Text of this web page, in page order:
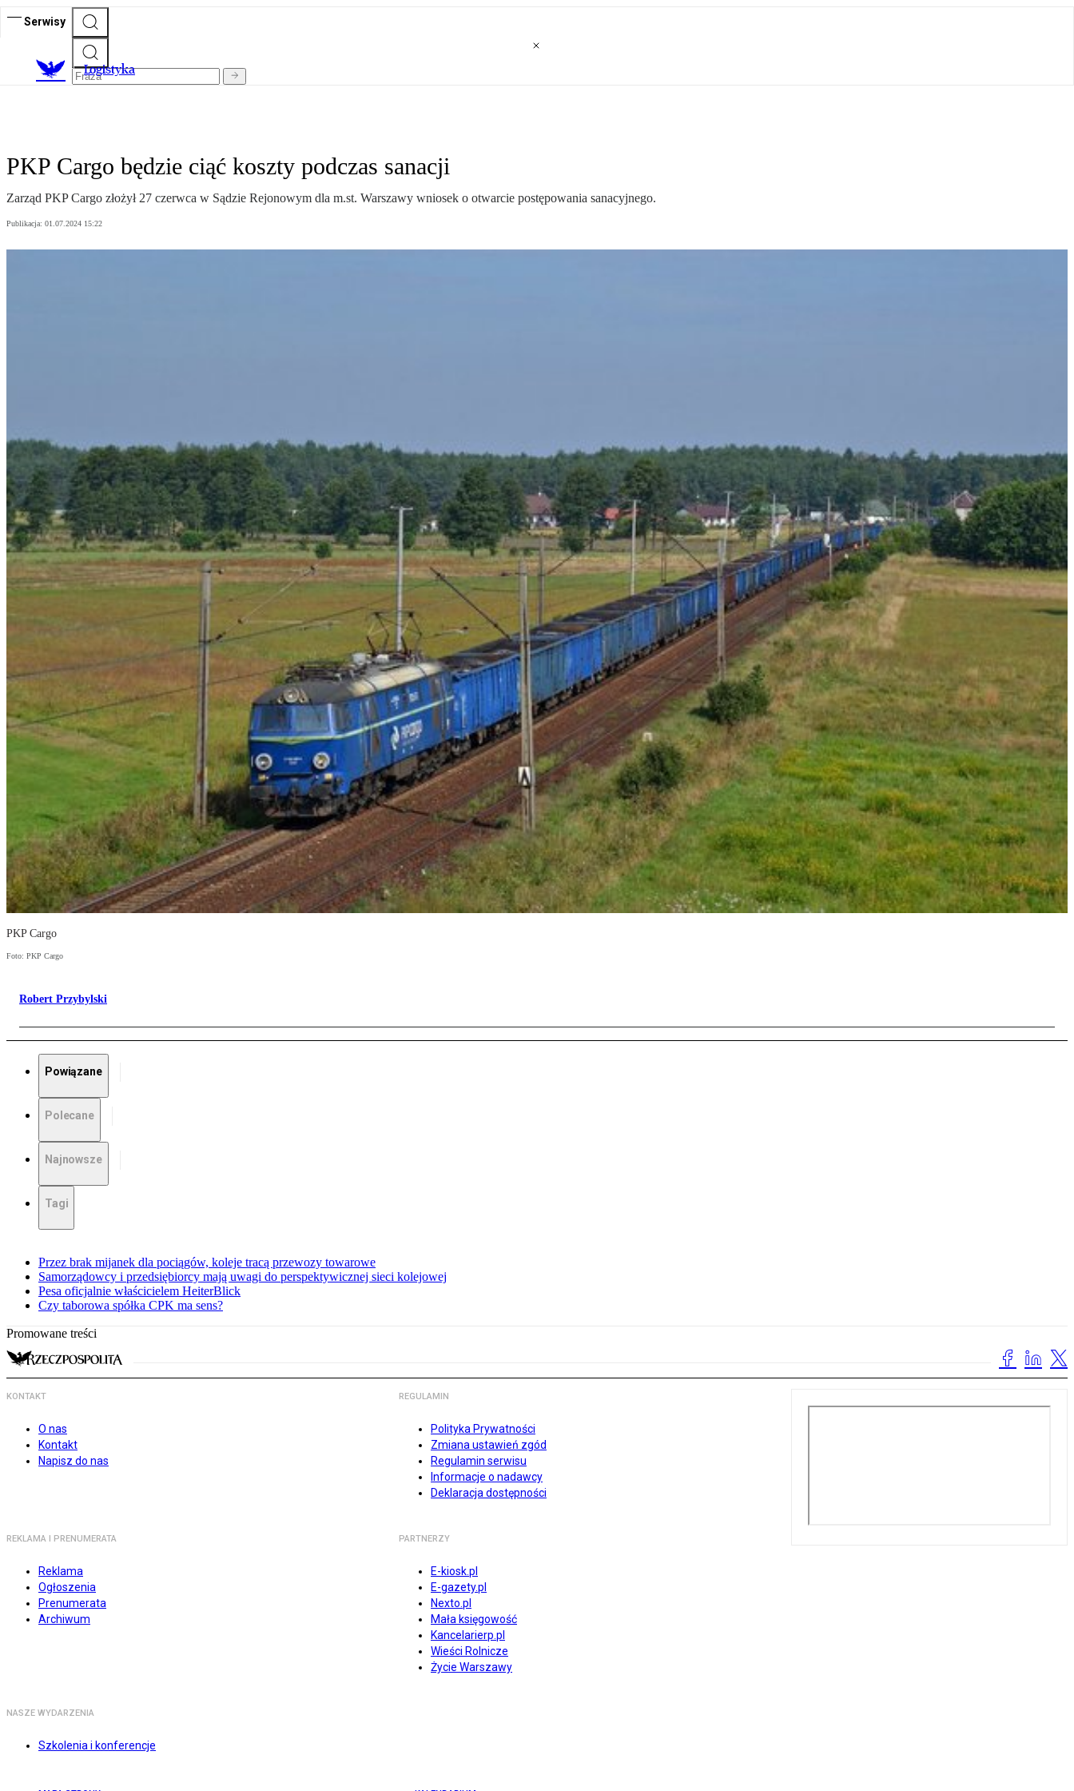
Serwisy
Logistyka
PKP Cargo będzie ciąć koszty podczas sanacji
Zarząd PKP Cargo złożył 27 czerwca w Sądzie Rejonowym dla m.st. Warszawy wniosek o otwarcie postępowania sanacyjnego.
Publikacja: 01.07.2024 15:22
PKP Cargo
Foto: PKP Cargo
Robert Przybylski
Powiązane
Polecane
Najnowsze
Tagi
Przez brak mijanek dla pociągów, koleje tracą przewozy towarowe
Samorządowcy i przedsiębiorcy mają uwagi do perspektywicznej sieci kolejowej
Pesa oficjalnie właścicielem HeiterBlick
Czy taborowa spółka CPK ma sens?
Promowane treści
KONTAKT
O nas
Kontakt
Napisz do nas
REGULAMIN
Polityka Prywatności
Zmiana ustawień zgód
Regulamin serwisu
Informacje o nadawcy
Deklaracja dostępności
REKLAMA I PRENUMERATA
Reklama
Ogłoszenia
Prenumerata
Archiwum
PARTNERZY
E-kiosk.pl
E-gazety.pl
Nexto.pl
Mała księgowość
Kancelarierp.pl
Wieści Rolnicze
Życie Warszawy
NASZE WYDARZENIA
Szkolenia i konferencje